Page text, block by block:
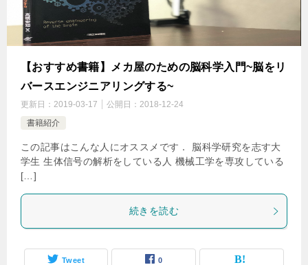
【おすすめ書籍】メカ屋のための脳科学入門~脳をリ
バースエンジニアリングする~
更新日： 2019-03-17 公開日： 2018-12-24
書籍紹介
この記事はこんな人にオススメです． 脳科学研究を志す大
学生 生体信号の解析をしている人 機械工学を専攻している
[…]
続きを読む
Tweet 0